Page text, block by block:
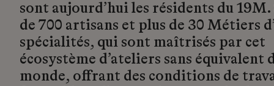
sont aujourd’hui les résidents du
de 700 artisans et plus de 30 Métiers
spécialités, qui sont maîtrisés par cet
écosystème d’ateliers sans équivalent
monde, offrant des conditions de